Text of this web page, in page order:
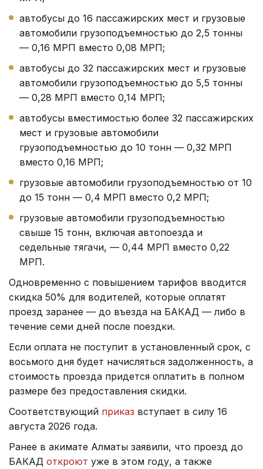
автобусы до 16 пассажирских мест и грузовые
автомобили грузоподъемностью до 2,5 тонны
— 0,16 МРП вместо 0,08 МРП;
автобусы до 32 пассажирских мест и грузовые
автомобили грузоподъемностью до 5,5 тонны
— 0,28 МРП вместо 0,14 МРП;
автобусы вместимостью более 32 пассажирских
мест и грузовые автомобили
грузоподъемностью до 10 тонн — 0,32 МРП
вместо 0,16 МРП;
грузовые автомобили грузоподъемностью от 10
до 15 тонн — 0,4 МРП вместо 0,2 МРП;
грузовые автомобили грузоподъемностью
свыше 15 тонн, включая автопоезда и
седельные тягачи, — 0,44 МРП вместо 0,22
МРП.
Одновременно с повышением тарифов вводится
скидка 50% для водителей, которые оплатят
проезд заранее — до въезда на БАКАД — либо в
течение семи дней после поездки.
Если оплата не поступит в установленный срок, с
восьмого дня будет начисляться задолженность, а
стоимость проезда придется оплатить в полном
размере без предоставления скидки.
Соответствующий приказ вступает в силу 16
августа 2026 года.
Ранее в акимате Алматы заявили, что проезд до
БАКАД откроют уже в этом году, а также